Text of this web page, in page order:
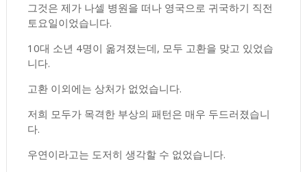
그것은 제가 나셀 병원을 떠나 영국으로 귀국하기 직전
토요일이었습니다.
10대 소년 4명이 옮겨졌는데, 모두 고환을 맞고 있었습
니다.
고환 이외에는 상처가 없었습니다.
저희 모두가 목격한 부상의 패턴은 매우 두드러졌습니
다.
우연이라고는 도저히 생각할 수 없었습니다.